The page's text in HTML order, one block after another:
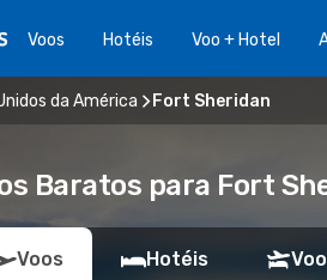
Voos Hotéis Voo + Hotel
da América Fort Sheridan
Baratos para Fort
Voos Hotéis